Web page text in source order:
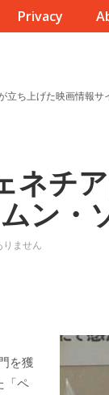
Privacy
ち上げた映画情報サ
チ
ン・
りません
を獲
「ペ